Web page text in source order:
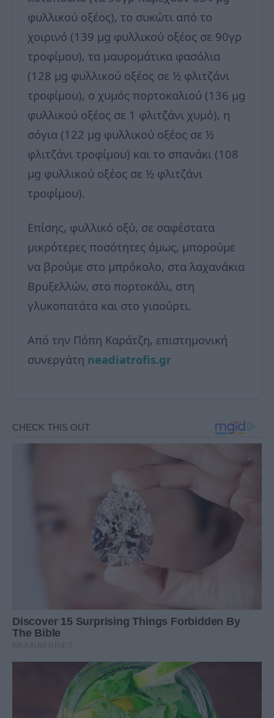
φυλλικού οξέος), το συκώτι από το
χοιρινό (139 μg φυλλικού οξέος σε 90γρ
τροφίμου), τα μαυρομάτικα φασόλια
(128 μg φυλλικού οξέος σε ½ φλιτζάνι
τροφίμου), ο χυμός πορτοκαλιού (136 μg
φυλλικού οξέος σε 1 φλιτζάνι χυμό), η
σόγια (122 μg φυλλικού οξέος σε ½
φλιτζάνι τροφίμου) και το σπανάκι (108
μg φυλλικού οξέος σε ½ φλιτζάνι
τροφίμου).
Επίσης, φυλλικό οξύ, σε σαφέστατα
μικρότερες ποσότητες όμως, μπορούμε
να βρούμε στο μπρόκολο, στα λαχανάκια
Βρυξελλών, στο πορτοκάλι, στη
γλυκοπατάτα και στο γιαούρτι.
Από την Πόπη Καράτζη, επιστημονική
συνεργάτη neadiatrofis.gr